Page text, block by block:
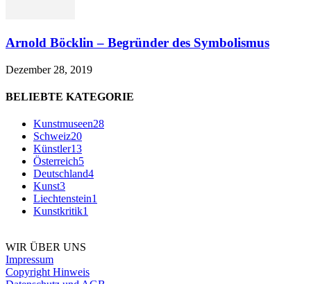
Arnold Böcklin – Begründer des Symbolismus
Dezember 28, 2019
BELIEBTE KATEGORIE
Kunstmuseen28
Schweiz20
Künstler13
Österreich5
Deutschland4
Kunst3
Liechtenstein1
Kunstkritik1
WIR ÜBER UNS
Impressum
Copyright Hinweis